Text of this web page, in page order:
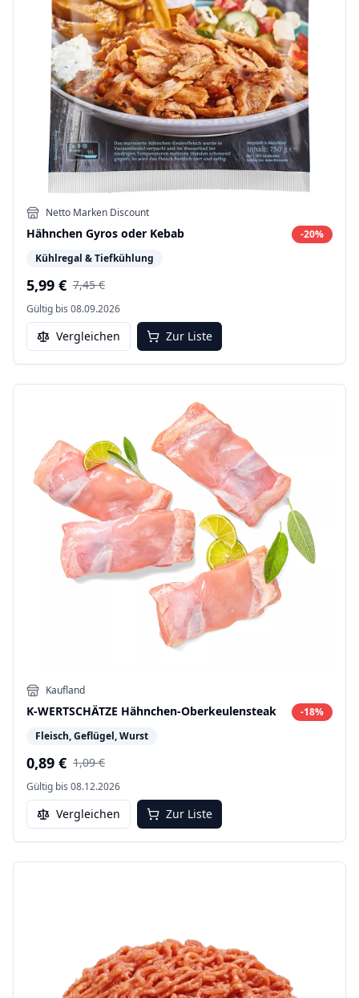
Netto Marken Discount
Hähnchen Gyros oder Kebab -20%
Kühlregal & Tiefkühlung
5,99 € 7,45 €
Gültig bis 08.09.2026
Vergleichen Zur Liste
Kaufland
K-WERTSCHÄTZE Hähnchen-Oberkeulensteak -18%
Fleisch, Geflügel, Wurst
0,89 € 1,09 €
Gültig bis 08.12.2026
Vergleichen Zur Liste